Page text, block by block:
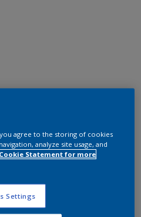
you agree to the storing of cookies
analyze site usage, and
Cookie Statement for more
Settings